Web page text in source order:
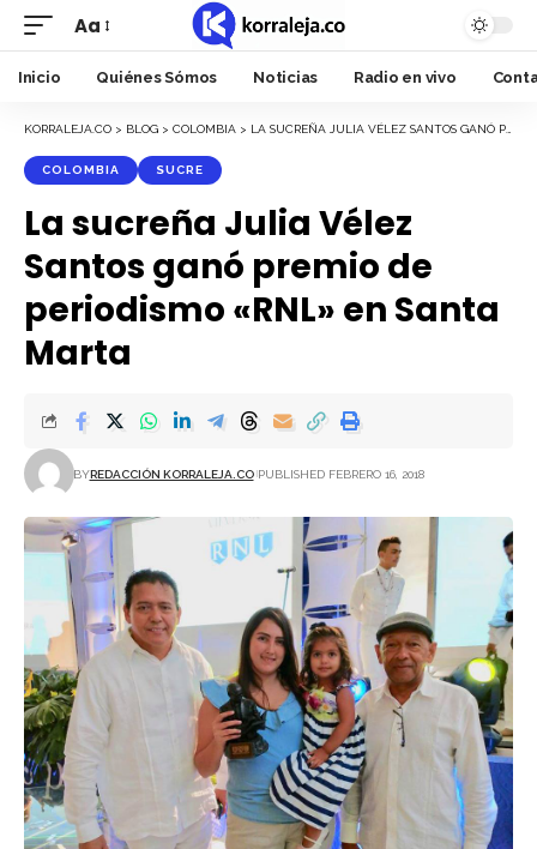
Font
Resizer
Aa
Inicio Quiénes Sómos Noticias Radio en vivo
KORRALEJA.CO > BLOG > COLOMBIA > LA SUCREÑA JULIA VÉLEZ SANTOS GANÓ PREMIO DE PERIODISMO «RNL» EN SANTA MARTA
COLOMBIA SUCRE
La sucreña Julia Vélez
Santos ganó premio de
periodismo «RNL» en Santa
Marta
BYREDACCIÓN KORRALEJA.CO PUBLISHED FEBRERO 16, 2018